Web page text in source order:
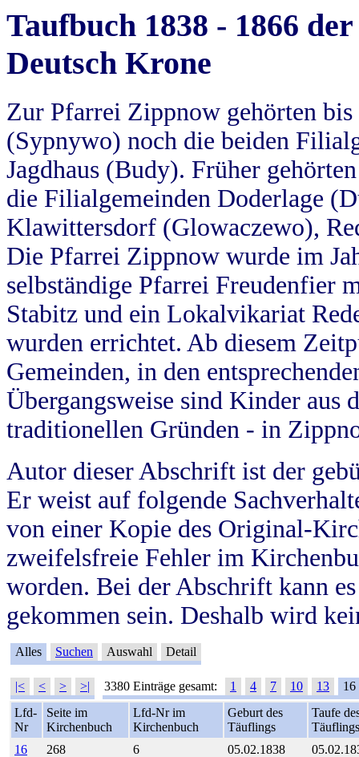
Taufbuch 1838 - 1866
Deutsch Krone
Zur Pfarrei Zippnow gehörten
(Sypnywo) noch die beiden
Jagdhaus (Budy). Früher
die Filialgemeinden Doderlage
Klawittersdorf (Glowaczewo),
Die Pfarrei Zippnow wurde im
selbständige Pfarrei Freudenfier
Stabitz und ein Lokalvikariat
wurden errichtet. Ab diesem
Gemeinden, in den
Übergangsweise sind Kinder aus
traditionellen Gründen - in
Autor dieser Abschrift ist der
Er weist auf folgende
von einer Kopie des Original-
zweifelsfreie Fehler im
worden. Bei der Abschrift kann
gekommen sein. Deshalb wird
Alles Suchen Auswahl Detail
|< < > >| 3380 Einträge gesamt: 1 4 7 10 13
16
Lfd-
Nr
Seite im
Kirchenbuch
Lfd-Nr im
Kirchenbuch
Geburt des
Täuflings
Taufe
Täuflings
16
268 6 05.02.1838